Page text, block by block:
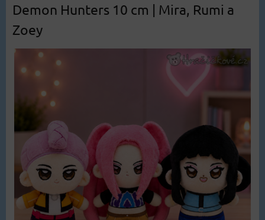
Demon Hunters 10 cm | Mira, Rumi a
Zoey